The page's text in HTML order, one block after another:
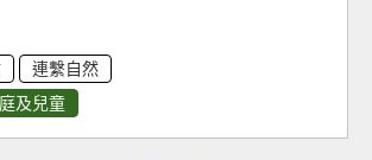
連繫自然
及兒童